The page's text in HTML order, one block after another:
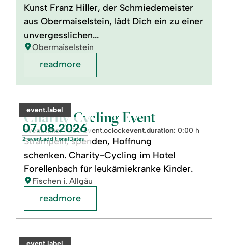
Kunst Franz Hiller, der Schmiedemeister
aus Obermaiselstein, lädt Dich ein zu einer
unvergesslichen...
location:
Obermaiselstein
readmore
category:
event.label
event.nextDate:
07.08.2026
2 event.additionalDates
Charity Cycling Event
event.time:14:00 event.oclockevent.duration: 0:00 h
Strampeln, spenden, Hoffnung
schenken. Charity-Cycling im Hotel
Forellenbach für leukämiekranke Kinder.
location:
Fischen i. Allgäu
readmore:
Cycling
Event
readmore
category:
readmore:
in